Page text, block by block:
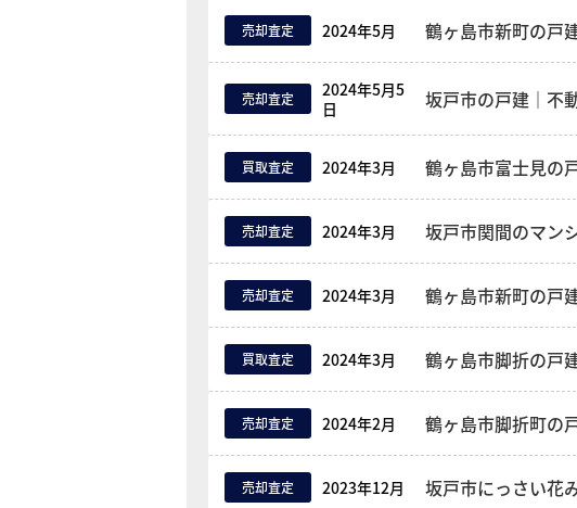
売却査定 2024年5月 鶴ヶ島市新町の戸
売却査定
2024年5月5
日
坂戸市の戸建｜不
買取査定 2024年3月 鶴ヶ島市富士見の
売却査定 2024年3月 坂戸市関間のマン
売却査定 2024年3月 鶴ヶ島市新町の戸
買取査定 2024年3月 鶴ヶ島市脚折の戸
売却査定 2024年2月 鶴ヶ島市脚折町の
売却査定 2023年12月 坂戸市にっさい花